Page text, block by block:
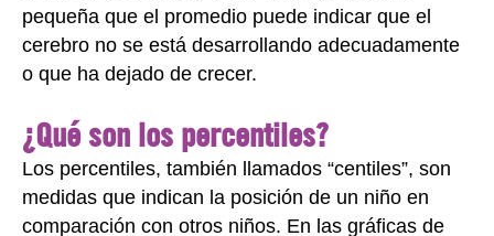
pequeña que el promedio puede indicar que el
cerebro no se está desarrollando adecuadamente
o que ha dejado de crecer.
¿Qué son los percentiles?
Los percentiles, también llamados “centiles”, son
medidas que indican la posición de un niño en
comparación con otros niños. En las gráficas de